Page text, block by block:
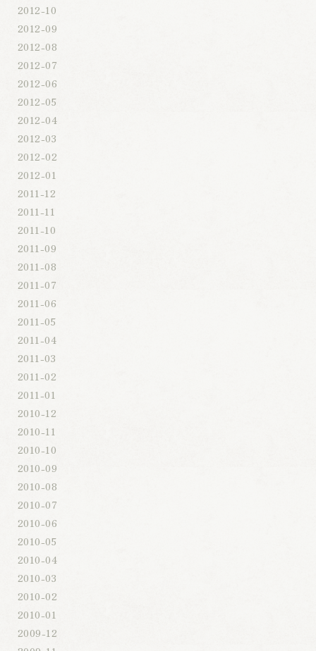
2012-10
2012-09
2012-08
2012-07
2012-06
2012-05
2012-04
2012-03
2012-02
2012-01
2011-12
2011-11
2011-10
2011-09
2011-08
2011-07
2011-06
2011-05
2011-04
2011-03
2011-02
2011-01
2010-12
2010-11
2010-10
2010-09
2010-08
2010-07
2010-06
2010-05
2010-04
2010-03
2010-02
2010-01
2009-12